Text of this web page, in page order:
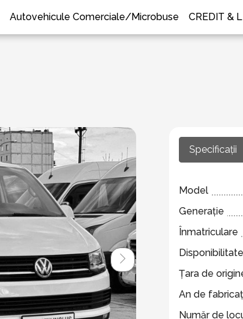
Autovehicule Comerciale/Microbuse CREDIT &
Specificații
Model
Generație
Înmatriculare
Disponibilitate
Țara de
An de
Număr de